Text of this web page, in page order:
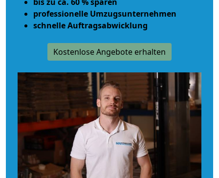
professionelle Umzugsunternehmen
schnelle Auftragsabwicklung
Kostenlose Angebote erhalten